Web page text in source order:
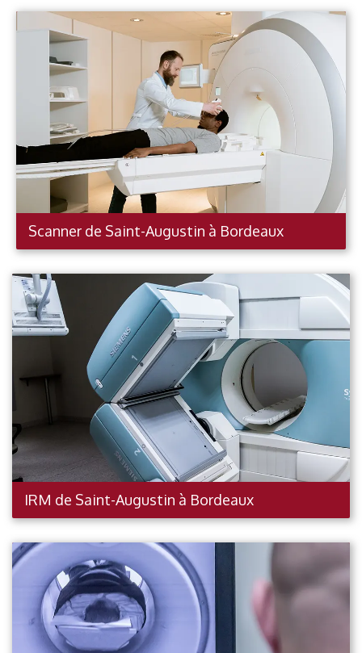
Scanner de Saint-Augustin à Bordeaux
IRM de Saint-Augustin à Bordeaux